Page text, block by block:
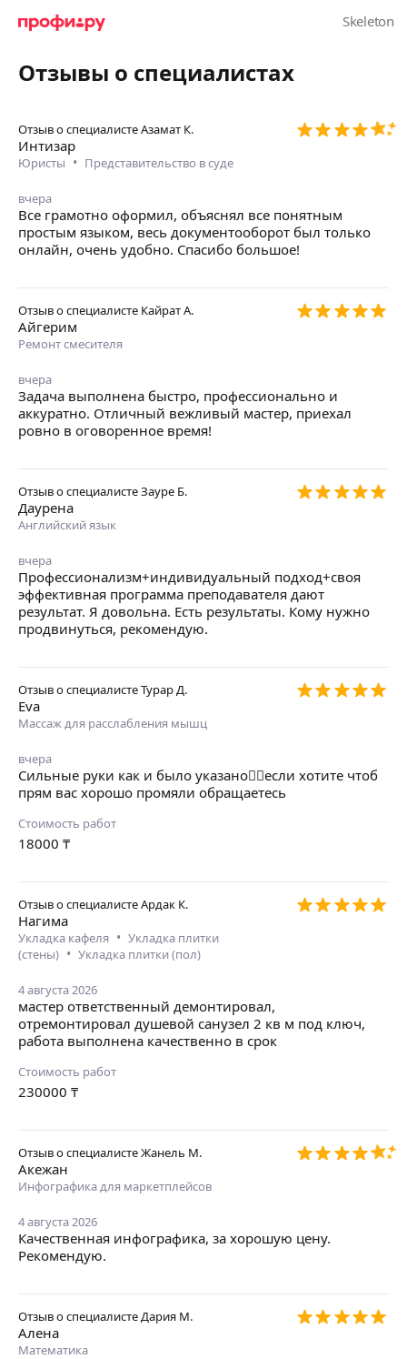
Отзывы о специалистах
Отзыв о специалистеАзамат К.
Интизар
Юристы • Представительство в суде
вчера
Все грамотно оформил, объяснял все понятным
простым языком, весь документооборот был только
онлайн, очень удобно. Спасибо большое!
Отзыв о специалисте Кайрат А.
Айгерим
Ремонт смесителя
вчера
Задача выполнена быстро, профессионально и
аккуратно. Отличный вежливый мастер, приехал
ровно в оговоренное время!
Отзыв о специалистеЗауре Б.
Даурена
Английский язык
вчера
Профессионализм+индивидуальный подход+своя
эффективная программа преподавателя дают
результат. Я довольна. Есть результаты. Кому нужно
продвинуться, рекомендую.
Отзыв о специалистеТурар Д.
Eva
Массаж для расслабления мышц
вчера
Сильные руки как и было указано👍🏻если хотите чтоб
прям вас хорошо промяли обращаетесь
Стоимость работ
18000 ₸
Отзыв о специалистеАрдак К.
Нагима
Укладка кафеля • Укладка плитки
(стены) • Укладка плитки (пол)
4 августа 2026
мастер ответственный демонтировал,
отремонтировал душевой санузел 2 кв м под ключ,
работа выполнена качественно в срок
Стоимость работ
230000 ₸
Отзыв о специалистеЖанель М.
Акежан
Инфографика для маркетплейсов
4 августа 2026
Качественная инфографика, за хорошую цену.
Рекомендую.
Отзыв о специалистеДария М.
Алена
Математика